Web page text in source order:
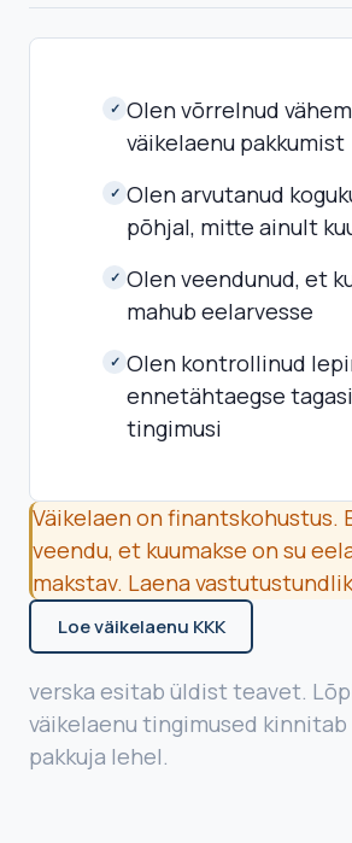
✓ Olen võrrelnud
väikelaenu pakkumist
✓ Olen arvutanud
põhjal, mitte ainult
✓ Olen veendunud, et
mahub eelarvesse
✓ Olen kontrollinud
ennetähtaegse
tingimusi
Väikelaen on
veendu, et kuumakse on su
makstav. Laena
Loe väikelaenu KKK
verska esitab üldist teavet.
väikelaenu tingimused kinnitab
pakkuja lehel.